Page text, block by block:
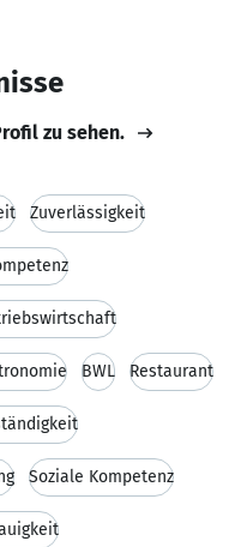
zu sehen.
Zuverlässigkeit
BWL Restaurant
Soziale Kompetenz